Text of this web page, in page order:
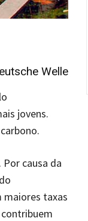
Welle
jovens.
causa da
maiores taxas